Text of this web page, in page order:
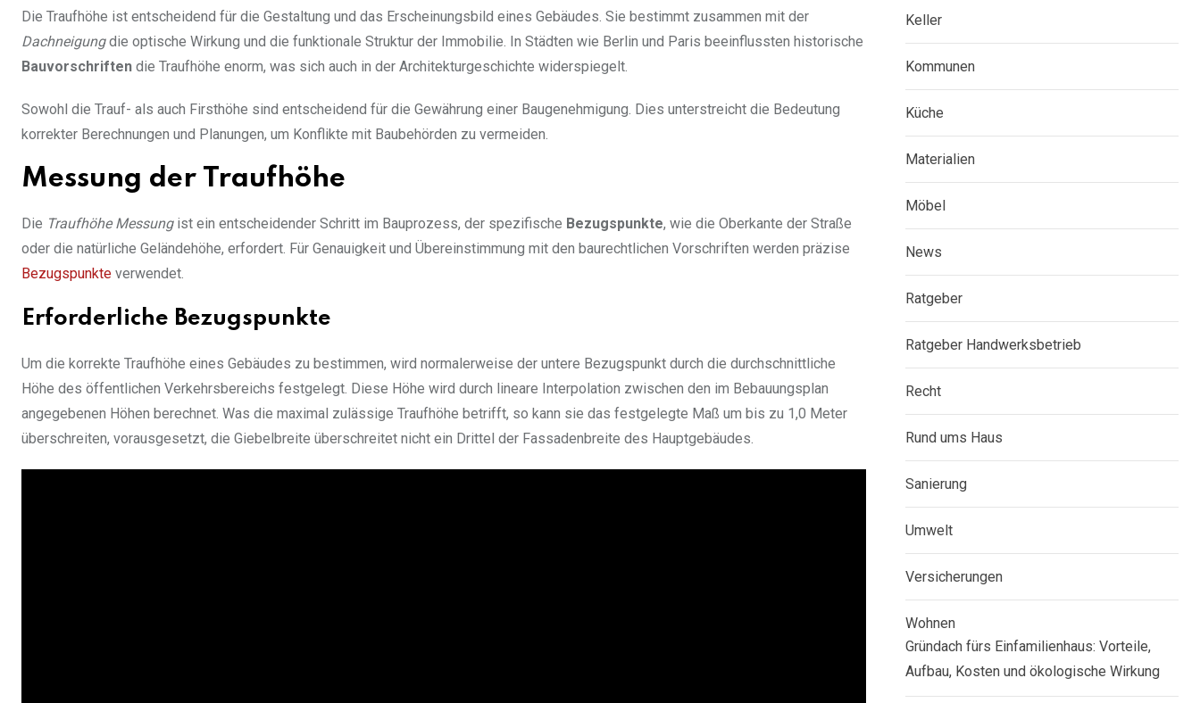
Die Traufhöhe ist entscheidend für die Gestaltung und das Erscheinungsbild eines Gebäudes. Sie bestimmt zusammen mit der
Dachneigungdie optische Wirkung und die funktionale Struktur der Immobilie. In Städten wie Berlin und Paris beeinflussten historische
Bauvorschriften die Traufhöhe enorm, was sich auch in der Architekturgeschichte widerspiegelt.
Sowohl die Trauf- als auch Firsthöhe sind entscheidend für die Gewährung einer Baugenehmigung. Dies unterstreicht die Bedeutung
korrekter Berechnungen und Planungen, um Konflikte mit Baubehörden zu vermeiden.
Messung der Traufhöhe
Die Traufhöhe Messungist ein entscheidender Schritt im Bauprozess, der spezifische Bezugspunkte, wie die Oberkante der Straße
oder die natürliche Geländehöhe, erfordert. Für Genauigkeit und Übereinstimmung mit den baurechtlichen Vorschriften werden präzise
Bezugspunkte verwendet.
Erforderliche Bezugspunkte
Um die korrekte Traufhöhe eines Gebäudes zu bestimmen, wird normalerweise der untere Bezugspunkt durch die durchschnittliche
Höhe des öffentlichen Verkehrsbereichs festgelegt. Diese Höhe wird durch lineare Interpolation zwischen den im Bebauungsplan
angegebenen Höhen berechnet. Was die maximal zulässige Traufhöhe betrifft, so kann sie das festgelegte Maß um bis zu 1,0 Meter
überschreiten, vorausgesetzt, die Giebelbreite überschreitet nicht ein Drittel der Fassadenbreite des Hauptgebäudes.
Keller
Kommunen
Küche
Materialien
Möbel
News
Ratgeber
Ratgeber Handwerksbetrieb
Recht
Rund ums Haus
Sanierung
Umwelt
Versicherungen
Wohnen
Gründach fürs Einfamilienhaus: Vorteile,
Aufbau, Kosten und ökologische Wirkung